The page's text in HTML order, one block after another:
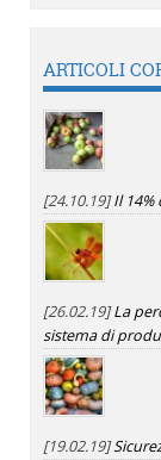
ARTICOLI
[24.10.19]Il 14%
[26.02.19]La
sistema di
[19.02.19]